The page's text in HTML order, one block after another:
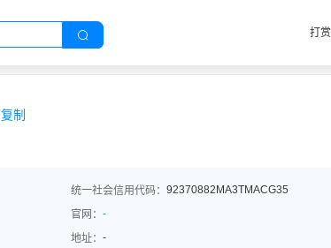
打赏
复制
统一社会信用代码： 92370882MA3TMACG35
官网： -
地址： -